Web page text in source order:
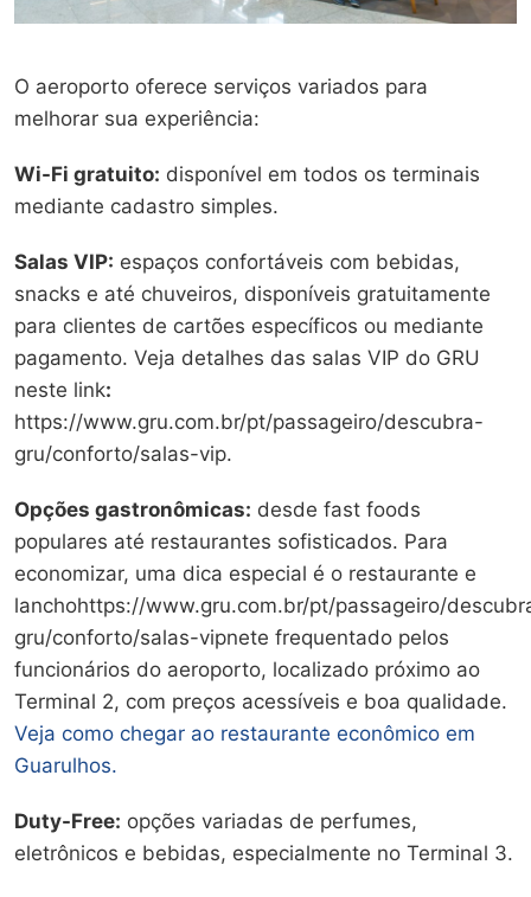
O aeroporto oferece serviços variados para
melhorar sua experiência:
Wi-Fi gratuito: disponível em todos os terminais
mediante cadastro simples.
Salas VIP: espaços confortáveis com bebidas,
snacks e até chuveiros, disponíveis gratuitamente
para clientes de cartões específicos ou mediante
pagamento. Veja detalhes das salas VIP do GRU
neste link:
https://www.gru.com.br/pt/passageiro/descubra-
gru/conforto/salas-vip.
Opções gastronômicas: desde fast foods
populares até restaurantes sofisticados. Para
economizar, uma dica especial é o restaurante e
lanchohttps://www.gru.com.br/pt/passageiro/
gru/conforto/salas-vipnete frequentado pelos
funcionários do aeroporto, localizado próximo ao
Terminal 2, com preços acessíveis e boa qualidade.
Veja como chegar ao restaurante econômico em
Guarulhos.
Duty-Free: opções variadas de perfumes,
eletrônicos e bebidas, especialmente no Terminal 3.